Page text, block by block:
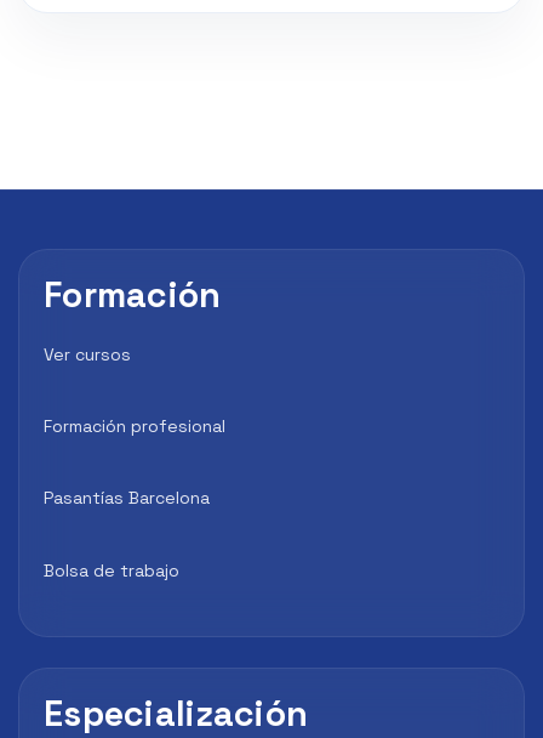
Formación
Ver cursos
Formación profesional
Pasantías Barcelona
Bolsa de trabajo
Especialización